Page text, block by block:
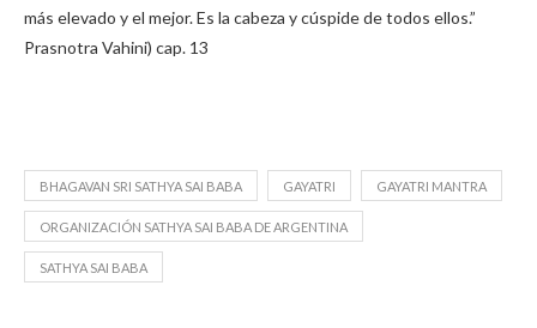
más elevado y el mejor. Es la cabeza y cúspide de todos ellos.”
Prasnotra Vahini) cap. 13
BHAGAVAN SRI SATHYA SAI BABA GAYATRI GAYATRI MANTRA
ORGANIZACIÓN SATHYA SAI BABA DE ARGENTINA
SATHYA SAI BABA